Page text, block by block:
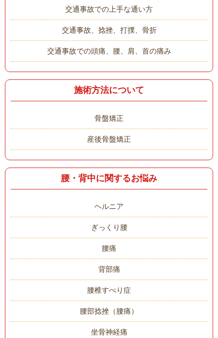
交通事故での上手な通い方
交通事故、捻挫、打撲、骨折
交通事故での頭痛、腰、肩、首の痛み
施術方法について
骨盤矯正
産後骨盤矯正
腰・背中に関するお悩み
ヘルニア
ぎっくり腰
腰痛
背部痛
腰椎すべり症
腰部捻挫（腰痛）
坐骨神経痛